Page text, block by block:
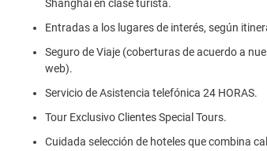
Shanghai en clase turista.
Entradas a los lugares de interés, según
Seguro de Viaje (coberturas de acuerdo a
web).
Servicio de Asistencia telefónica 24 HORAS.
Tour Exclusivo Clientes Special Tours.
Cuidada selección de hoteles que combina